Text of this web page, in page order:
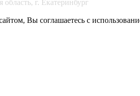
г. Екатеринбург
Вы соглашаетесь с